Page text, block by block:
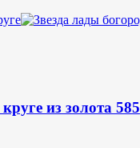
из золота 585